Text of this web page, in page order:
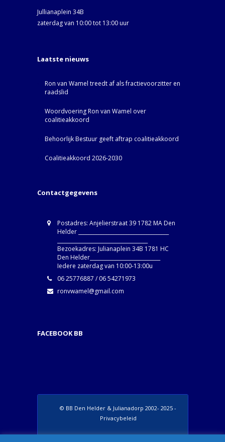
Jullianaplein 34B
zaterdag van 10:00 tot 13:00 uur
Laatste nieuws
Ron van Wamel treedt af als fractievoorzitter en
raadslid
Woordvoering Ron van Wamel over
coalitieakkoord
Behoorlijk Bestuur geeft aftrap coalitieakkoord
Coalitieakkoord 2026-2030
Contactgegevens
Postadres: Anjelierstraat 39 1782 MA Den
Helder ____________________________________
Bezoekadres: Julianaplein 34B 1781 HC
Den Helder____________________________
Iedere zaterdag van 10:00-13:00u
06 25776887 / 06 54271973
ronvwamel@gmail.com
FACEBOOK BB
© BB Den Helder & Julianadorp 2002- 2025 -
Privacybeleid